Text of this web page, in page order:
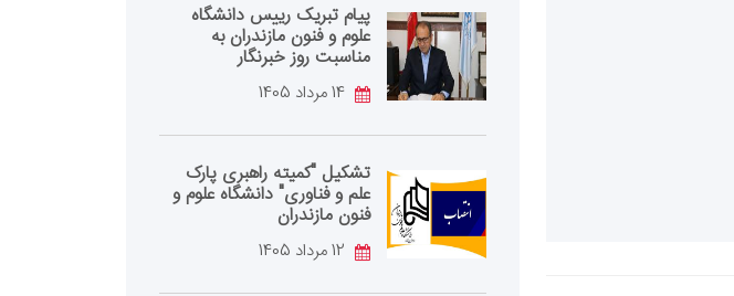
پیام تبریک رییس دانشگاه
علوم و فنون مازندران به
مناسبت روز خبرنگار
تشکیل "کمیته راهبری پارک
علم و فناوری" دانشگاه علوم و
فنون مازندران